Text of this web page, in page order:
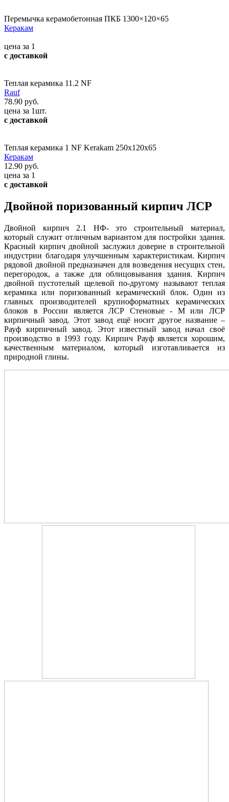
Перемычка керамобетонная ПКБ 1300×120×65
Керакам
цена за 1
с доставкой
Теплая керамика 11.2 NF
Rauf
78.90 руб.
цена за 1шт.
с доставкой
Теплая керамика 1 NF Kerakam 250х120х65
Керакам
12.90 руб.
цена за 1
с доставкой
Двойной поризованный кирпич ЛСР
Двойной кирпич 2.1 НФ- это строительный материал,
который служит отличным вариантом для постройки здания.
Красный кирпич двойной заслужил доверие в строительной
индустрии благодаря улучшенным характеристикам. Кирпич
рядовой двойной предназначен для возведения несущих стен,
перегородок, а также для облицовывания здания. Кирпич
двойной пустотелый щелевой по-другому называют теплая
керамика или поризованный керамический блок. Один из
главных производителей крупноформатных керамических
блоков в России является ЛСР Стеновые - М или ЛСР
кирпичный завод. Этот завод ещё носит другое название –
Рауф кирпичный завод. Этот известный завод начал своё
производство в 1993 году. Кирпич Рауф является хорошим,
качественным материалом, который изготавливается из
природной глины.